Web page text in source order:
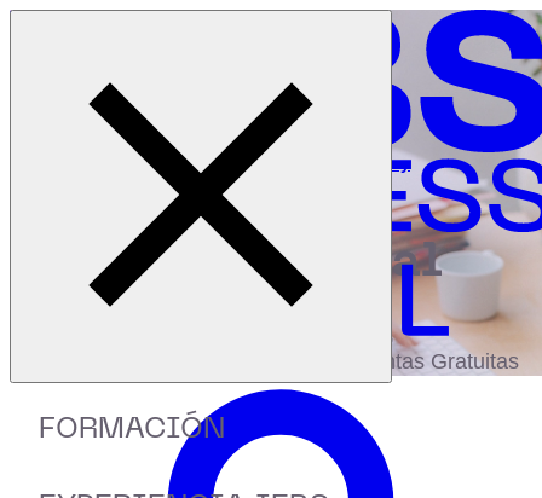
FORMACIÓN
Inicio
Recursos
Webinar: Scrum vs Kanban: diferencias y
recomendaciones de uso
bibliotecadigital
Accede a más de 150 Recursos, Guías,
eBooks,Plantillas, Estudios y Herramientas Gratuitas